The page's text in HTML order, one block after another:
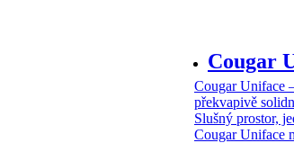
Cougar
Cougar Uniface
překvapivě
Slušný prostor,
Cougar Uniface